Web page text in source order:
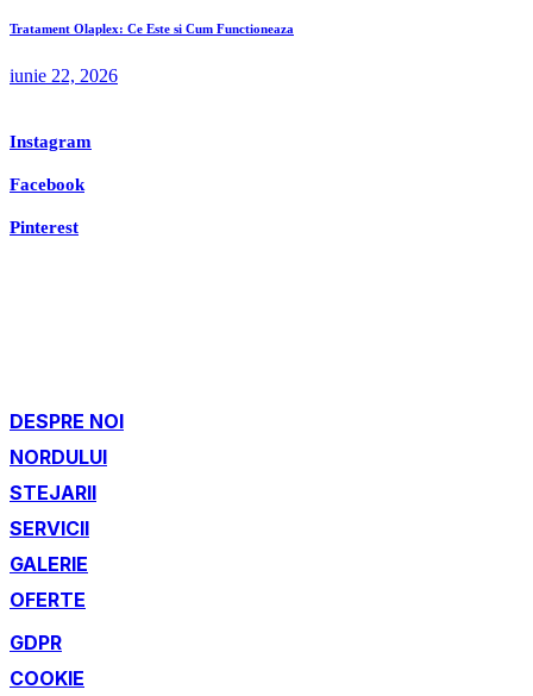
Tratament Olaplex: Ce Este si Cum Functioneaza
iunie 22, 2026
Instagram
Facebook
Pinterest
DESPRE NOI
NORDULUI
STEJARII
SERVICII
GALERIE
OFERTE
GDPR
COOKIE